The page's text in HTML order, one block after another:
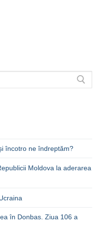
încotro ne îndreptăm?
Moldova la aderarea
în Donbas. Ziua 106 a